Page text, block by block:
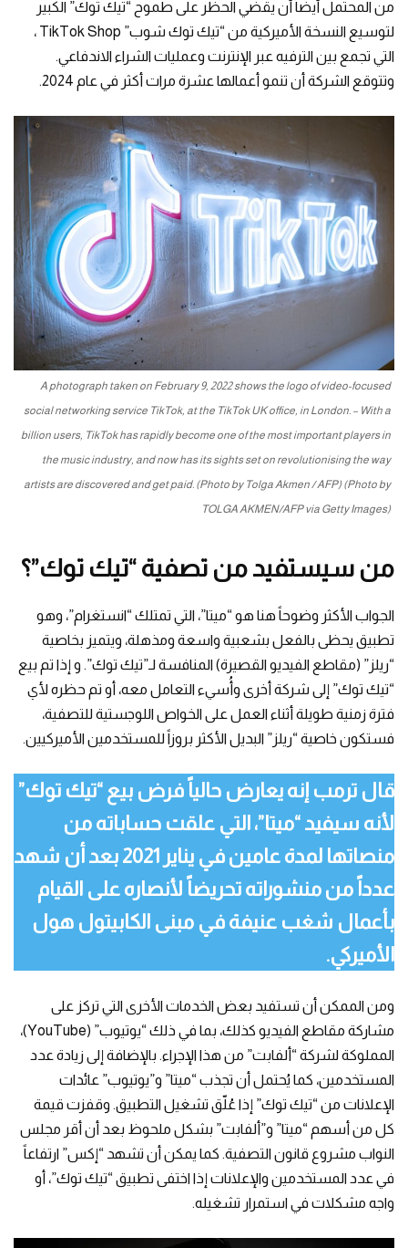
من المحتمل أيضاً أن يقضي الحظر على طموح “تيك توك” الكبير
لتوسيع النسخة الأميركية من “تيك توك شوب” TikTok Shop ،
التي تجمع بين الترفيه عبر الإنترنت وعمليات الشراء الاندفاعي.
وتتوقع الشركة أن تنمو أعمالها عشرة مرات أكثر في عام 2024.
A photograph taken on February 9, 2022 shows the logo of video-focused
social networking service TikTok, at the TikTok UK office, in London. – With a
billion users, TikTok has rapidly become one of the most important players in
the music industry, and now has its sights set on revolutionising the way
artists are discovered and get paid. (Photo by Tolga Akmen / AFP) (Photo by
TOLGA AKMEN/AFP via Getty Images)
من سيستفيد من تصفية “تيك توك”؟
الجواب الأكثر وضوحاً هنا هو “ميتا”، التي تمتلك “انستغرام”، وهو
تطبيق يحظى بالفعل بشعبية واسعة ومذهلة، ويتميز بخاصية
“ريلز” (مقاطع الفيديو القصيرة) المنافسة لـ”تيك توك”. و إذا تم بيع
“تيك توك” إلى شركة أخرى وأُسيء التعامل معه، أو تم حظره لأي
فترة زمنية طويلة أثناء العمل على الخواص اللوجستية للتصفية،
فستكون خاصية “ريلز” البديل الأكثر بروزاً للمستخدمين الأميركيين.
قال ترمب إنه يعارض حالياً فرض بيع “تيك توك”
لأنه سيفيد “ميتا”، التي علقت حساباته من
منصاتها لمدة عامين في يناير 2021 بعد أن شهد
عدداً من منشوراته تحريضاً لأنصاره على القيام
بأعمال شغب عنيفة في مبنى الكابيتول هول
الأميركي.
ومن الممكن أن تستفيد بعض الخدمات الأخرى التي تركز على
مشاركة مقاطع الفيديو كذلك، بما في ذلك “يوتيوب” (YouTube)،
المملوكة لشركة “ألفابت” من هذا الإجراء. بالإضافة إلى زيادة عدد
المستخدمين، كما يُحتمل أن تجذب “ميتا” و”يوتيوب” عائدات
الإعلانات من “تيك توك” إذا عُلّق تشغيل التطبيق. وقفزت قيمة
كل من أسهم “ميتا” و”ألفابت” بشكل ملحوظ بعد أن أقر مجلس
النواب مشروع قانون التصفية. كما يمكن أن تشهد “إكس” ارتفاعاً
في عدد المستخدمين والإعلانات إذا اختفى تطبيق “تيك توك”، أو
واجه مشكلات في استمرار تشغيله.